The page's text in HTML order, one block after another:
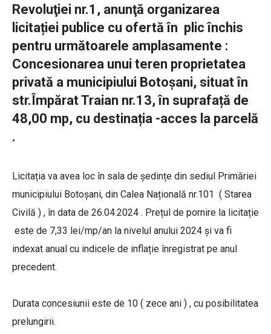
Revoluţiei nr.1, anunţă organizarea
licitației publice cu ofertă în plic închis
pentru următoarele amplasamente :
Concesionarea unui teren proprietatea
privată a municipiului Botoșani, situat în
str.Împărat Traian nr.13, în suprafață de
48,00 mp, cu destinația -acces la parcelă
.
Licitația va avea loc în sala de ședințe din sediul Primăriei
municipiului Botoșani, din Calea Națională nr.101 ( Starea
Civilă ) , în data de 26.04.2024 . Prețul de pornire la licitație
este de 7,33 lei/mp/an la nivelul anului 2024 și va fi
indexat anual cu indicele de inflație înregistrat pe anul
precedent.
Durata concesiunii este de 10 ( zece ani ) , cu posibilitatea
prelungirii.